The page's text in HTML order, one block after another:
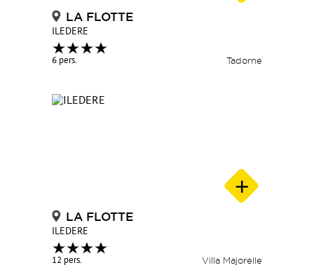
LA FLOTTE
ILEDERE
6 pers. Tadorne
LA FLOTTE
ILEDERE
12 pers. Villa Majorelle